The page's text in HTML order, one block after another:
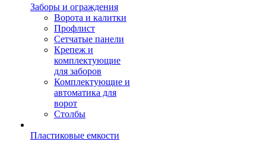
Заборы и ограждения
Ворота и калитки
Профлист
Сетчатые панели
Крепеж и
комплектующие
для заборов
Комплектующие и
автоматика для
ворот
Столбы
Пластиковые емкости